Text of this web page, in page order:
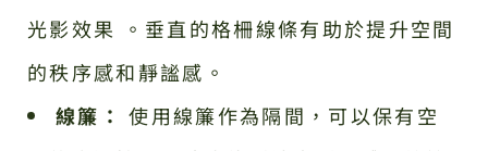
光影效果 。垂直的格柵線條有助於提升空間
的秩序感和靜謐感。
線簾： 使用線簾作為隔間，可以保有空